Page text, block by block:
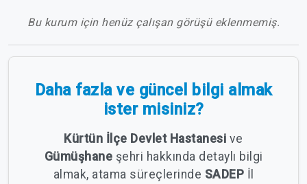
Bu kurum için henüz çalışan görüşü eklenmemiş.
Daha fazla ve güncel bilgi almak
ister misiniz?
Kürtün İlçe Devlet Hastanesi ve
Gümüşhane şehri hakkında detaylı bilgi
almak, atama süreçlerinde SADEP İl